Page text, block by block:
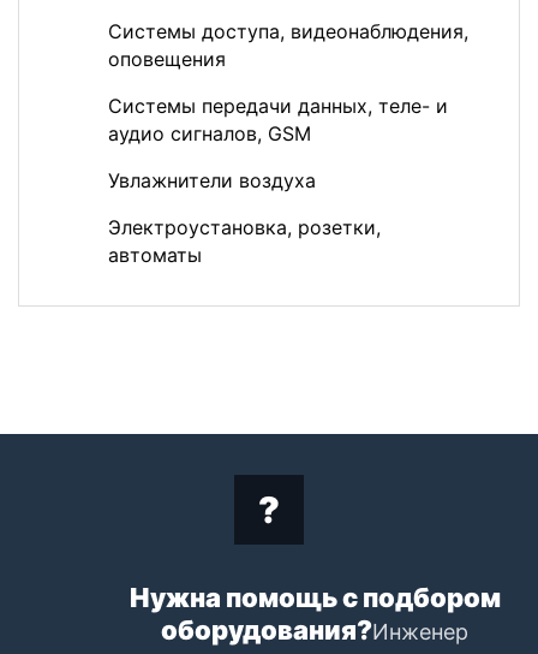
Системы доступа, видеонаблюдения,
оповещения
Системы передачи данных, теле- и
аудио сигналов, GSM
Увлажнители воздуха
Электроустановка, розетки,
автоматы
Нужна помощь с подбором
оборудования?Инженер